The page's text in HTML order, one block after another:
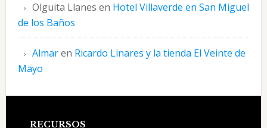
Olguita Llanes en Hotel Villaverde en San Miguel
de los Baños
Almaren Ricardo Linares y la tienda El Veinte de
Mayo
RECURSOS